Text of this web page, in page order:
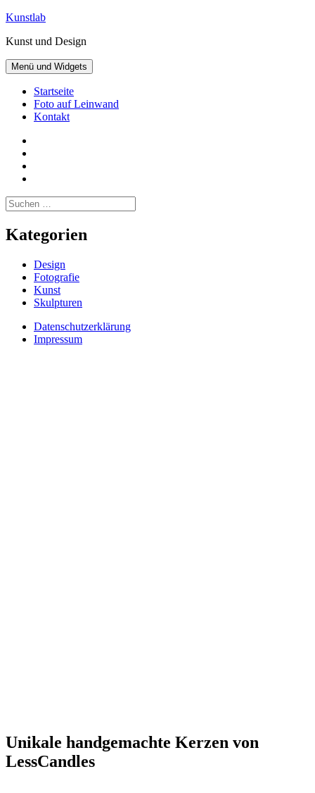
Zum
springen
Kunstlab
Kunst und Design
Menü und Widgets
Startseite
Foto auf Leinwand
Kontakt
Suchen
nach:
Kategorien
Design
Fotografie
Kunst
Skulpturen
Datenschutzerklärung
Impressum
Unikale handgemachte Kerzen von
LessCandles